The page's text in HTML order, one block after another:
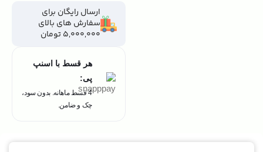
ارسال رایگان برای
سفارش های بالای
5,000,000 تومان
هر قسط با اسنپ
پی:
4 قسط ماهانه. بدون سود،
چک و ضامن.